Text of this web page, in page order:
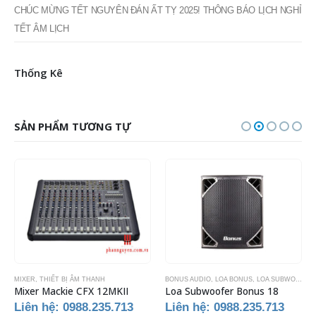
CHÚC MỪNG TẾT NGUYÊN ĐÁN ẤT TỴ 2025! THÔNG BÁO LỊCH NGHỈ
TẾT ÂM LỊCH
Thống Kê
SẢN PHẨM TƯƠNG TỰ
MIXER THIẾT BỊ ÂM THANH
Mixer Mackie CFX 12MKII
Liên hệ: 0988.235.713
BONUS AUDIO LOA BONUS LOA SUBWOOFER
Loa Subwoofer Bonus 18
Liên hệ: 0988.235.713